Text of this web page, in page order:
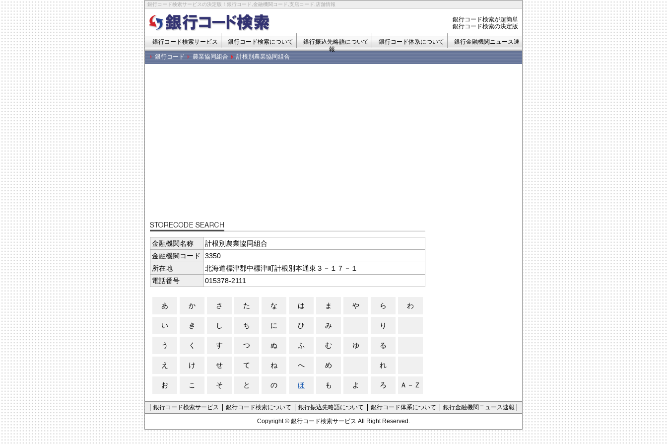
銀行コード検索サービスの決定版！銀行コード,金融機関コード,支店コード,店舗情報
銀行コード検索が超簡単
銀行コード検索の決定版
銀行コード検索サービス 銀行コード検索について 銀行振込先略語について 銀行コード体系について
銀行金融機関ニュース速
報
銀行コード
農業協同組合 計根別農業協同組合
金融機関名称
計根別農業協同組合
金融機関コード
3350
所在地
北海道標津郡中標津町計根別本通東３－１７－１
電話番号
015378-2111
あ か さ た な は ま や ら わ
い き し ち に ひ み り
う く す つ ぬ ふ む ゆ る
え け せ て ね へ め れ
お こ そ と の ほ も よ ろ Ａ－Ｚ
銀行コード検索サービス 銀行コード検索について 銀行振込先略語について 銀行コード体系について
銀行金融機関ニュース速報
Copyright © 銀行コード検索サービス All Right Reserved.